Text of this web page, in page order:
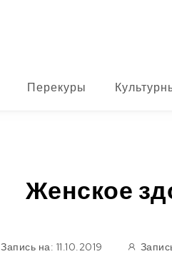
Перекуры
Женское
Запись на: 11.10.2019